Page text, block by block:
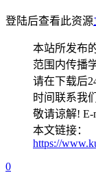
登陆后查看此资源
本站所发布
范围内传播
请在下载后
时间联系我
敬请谅解! E-
本文链接：
https://
0